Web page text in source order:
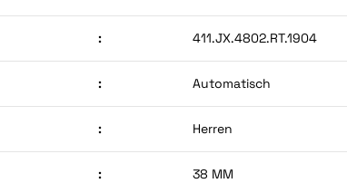
: 411.JX.4802.RT.1904
: Automatisch
: Herren
: 38 MM